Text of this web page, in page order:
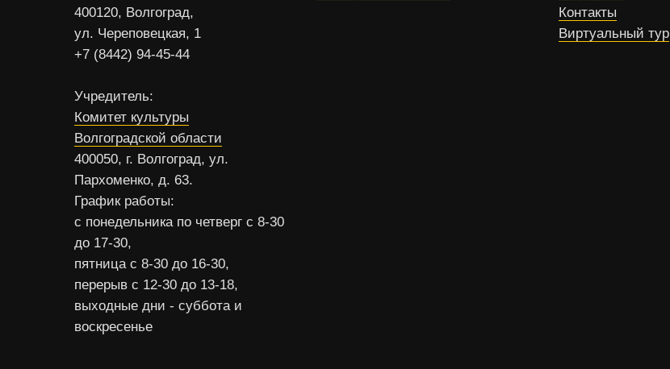
400120, Волгоград,
ул. Череповецкая, 1
+7 (8442) 94-45-44
Учредитель:
Комитет культуры
Волгоградской области
400050, г. Волгоград, ул.
Пархоменко, д. 63.
График работы:
с понедельника по четверг с 8-30
до 17-30,
пятница с 8-30 до 16-30,
перерыв с 12-30 до 13-18,
выходные дни - суббота и
воскресенье
Контакты
Виртуальный тур